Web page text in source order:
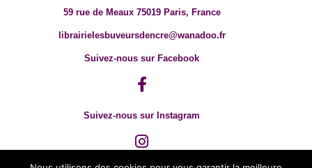
59 rue de Meaux 75019 Paris, France
librairielesbuveursdencre@wanadoo.fr
Suivez-nous sur Facebook
Suivez-nous sur Instagram